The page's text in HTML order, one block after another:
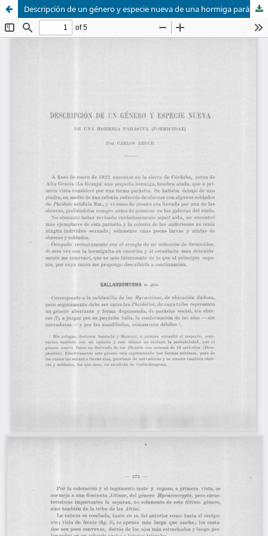
Descripción de un género y especie nueva de una hormiga parásita [Formicidae]